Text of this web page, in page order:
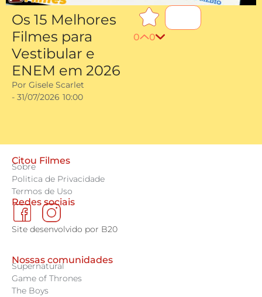
Os 15 Melhores
Filmes para
Vestibular e
ENEM em 2026
Por Gisele Scarlet
- 31/07/2026 10:00
0
0
Citou Filmes
Sobre
Politica de Privacidade
Termos de Uso
Redes sociais
Site desenvolvido por B20
Nossas comunidades
Supernatural
Game of Thrones
The Boys